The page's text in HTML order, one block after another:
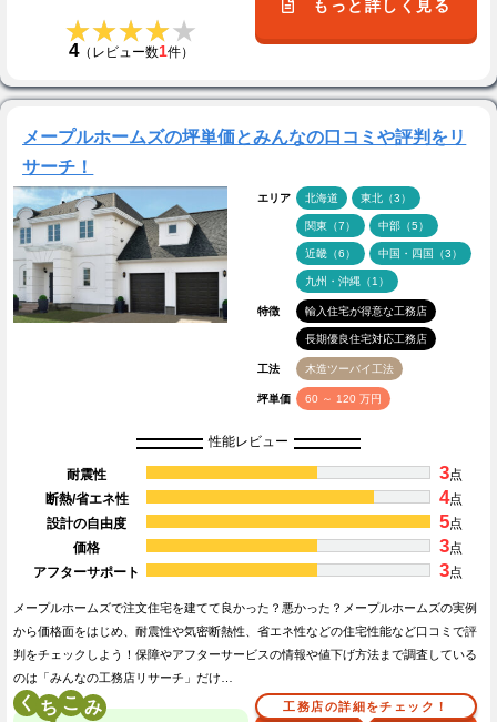
★★★★★
★★★★★
4（レビュー数1件）
もっと詳しく見る
メープルホームズの坪単価とみんなの口コミや評判をリ
サーチ！
エリア 北海道 東北（3）
関東（7） 中部（5）
近畿（6） 中国・四国（3）
九州・沖縄（1）
特徴 輸入住宅が得意な工務店
長期優良住宅対応工務店
工法 木造ツーバイ工法
坪単価 60 ～ 120 万円
性能レビュー
耐震性 3点
断熱/省エネ性
4点
設計の自由度
5点
価格
3点
アフターサポート
3点
メープルホームズで注文住宅を建てて良かった？悪かった？メープルホームズの実例
から価格面をはじめ、耐震性や気密断熱性、省エネ性などの住宅性能など口コミで評
判をチェックしよう！保障やアフターサービスの情報や値下げ方法まで調査している
のは「みんなの工務店リサーチ」だけ…
く こ 工務店の詳細をチェック！